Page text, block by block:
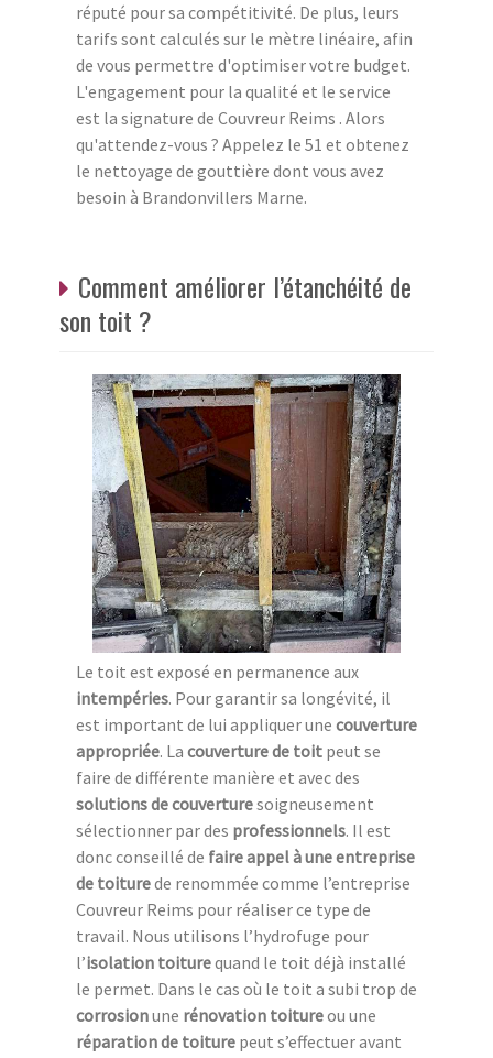
réputé pour sa compétitivité. De plus, leurs
tarifs sont calculés sur le mètre linéaire, afin
de vous permettre d'optimiser votre budget.
L'engagement pour la qualité et le service
est la signature de Couvreur Reims . Alors
qu'attendez-vous ? Appelez le 51 et obtenez
le nettoyage de gouttière dont vous avez
besoin à Brandonvillers Marne.
Comment améliorer l’étanchéité de
son toit ?
Le toit est exposé en permanence aux
intempéries. Pour garantir sa longévité, il
est important de lui appliquer une couverture
appropriée. La couverture de toit peut se
faire de différente manière et avec des
solutions de couverturesoigneusement
sélectionner par des professionnels. Il est
donc conseillé de faire appel à une entreprise
de toiturede renommée comme l’entreprise
Couvreur Reims pour réaliser ce type de
travail. Nous utilisons l’hydrofuge pour
l’isolation toiturequand le toit déjà installé
le permet. Dans le cas où le toit a subi trop de
corrosionune rénovation toitureou une
réparation de toiture peut s’effectuer avant